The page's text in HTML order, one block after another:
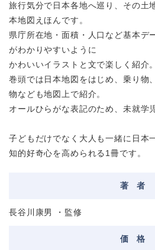
旅行気分で日本各地へ巡り、その土
本地図えほんです。
県庁所在地・面積・人口など基本デ
がわかりやすいように
かわいいイラストと文で楽しく紹介。
巻頭では日本地図をはじめ、乗り物
物なども地図上で紹介。
オールひらがな表記のため、未就学
子どもだけでなく大人も一緒に日本
知的好奇心を高められる1冊です。
著 者
長谷川康男 ・監修
価 格